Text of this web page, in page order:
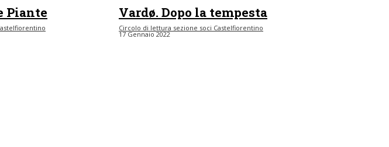
Piante Vardø. Dopo la tempesta
Circolo di lettura sezione soci Castelfiorentino
17 Gennaio 2022